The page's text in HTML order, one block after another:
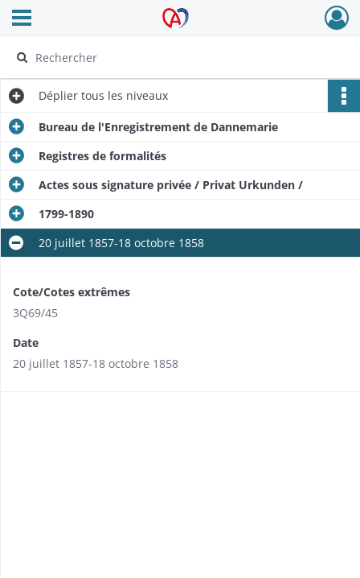
Archives Alsace - Colmar
Ouvrir le menu déroulant
Déplier tous les niveaux
Bureau de l'Enregistrement de Dannemarie
Registres de formalités
Actes sous signature privée / Privat Urkunden /
1799-1890
20 juillet 1857-18 octobre 1858
Cote/Cotes extrêmes
3Q69/45
Date
20 juillet 1857-18 octobre 1858